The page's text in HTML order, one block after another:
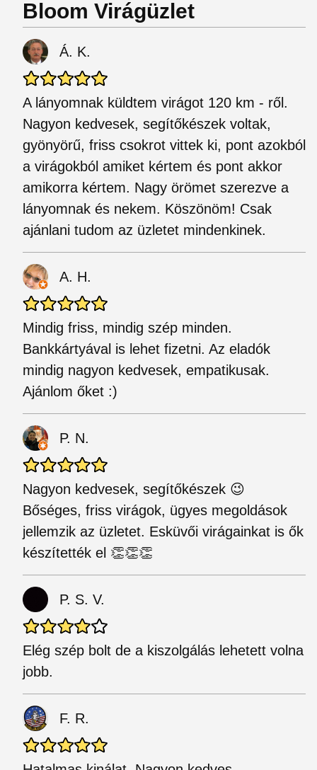
Bloom Virágüzlet
Á. K.
A lányomnak küldtem virágot 120 km - ről.
Nagyon kedvesek, segítőkészek voltak,
gyönyörű, friss csokrot vittek ki, pont azokból
a virágokból amiket kértem és pont akkor
amikorra kértem. Nagy örömet szerezve a
lányomnak és nekem. Köszönöm! Csak
ajánlani tudom az üzletet mindenkinek.
A. H.
Mindig friss, mindig szép minden.
Bankkártyával is lehet fizetni. Az eladók
mindig nagyon kedvesek, empatikusak.
Ajánlom őket :)
P. N.
Nagyon kedvesek, segítőkészek 😉
Bőséges, friss virágok, ügyes megoldások
jellemzik az üzletet. Esküvői virágainkat is ők
készítették el 👏👏👏
P. S. V.
Elég szép bolt de a kiszolgálás lehetett volna
jobb.
F. R.